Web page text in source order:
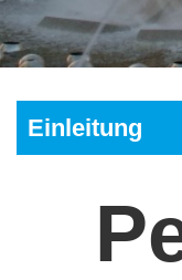
Einleitung